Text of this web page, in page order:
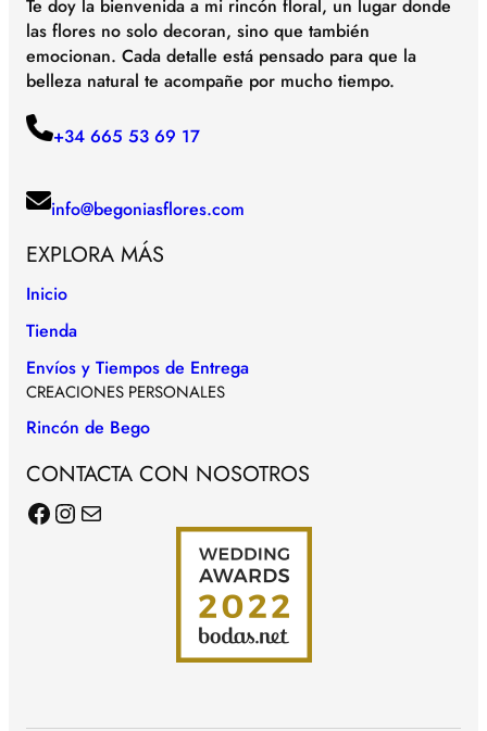
Te doy la bienvenida a mi rincón floral, un lugar donde
las flores no solo decoran, sino que también
emocionan. Cada detalle está pensado para que la
belleza natural te acompañe por mucho tiempo.
+34 665 53 69 17
info@begoniasflores.com
EXPLORA MÁS
Inicio
Tienda
Envíos y Tiempos de Entrega
CREACIONES PERSONALES
Rincón de Bego
CONTACTA CON NOSOTROS
Facebook Instagram Correo electrónico